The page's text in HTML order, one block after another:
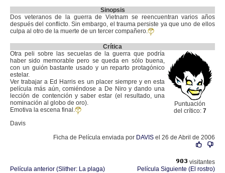
Sinopsis
Dos veteranos de la guerra de Vietnam se reencuentran varios años
después del conflicto. Sin embargo, el trauma persiste ya que uno de ellos
culpa al otro de la muerte de un tercer compañero.
Crítica
Puntuación
del crítico: 7
Otra peli sobre las secuelas de la guerra que podría
haber sido memorable pero se queda en sólo buena,
con un guión bastante usado y un reparto protagónico
estelar.
Ver trabajar a Ed Harris es un placer siempre y en esta
película más aún, comiéndose a De Niro y dando una
lección de contención y saber estar (el resultado, una
nominación al globo de oro).
Emotiva la escena final.
Davis
Ficha de Película enviada por DAVIS el 26 de Abril de 2006
visitantes
Película anterior (Slither: La plaga)
Película Siguiente (El rostro)